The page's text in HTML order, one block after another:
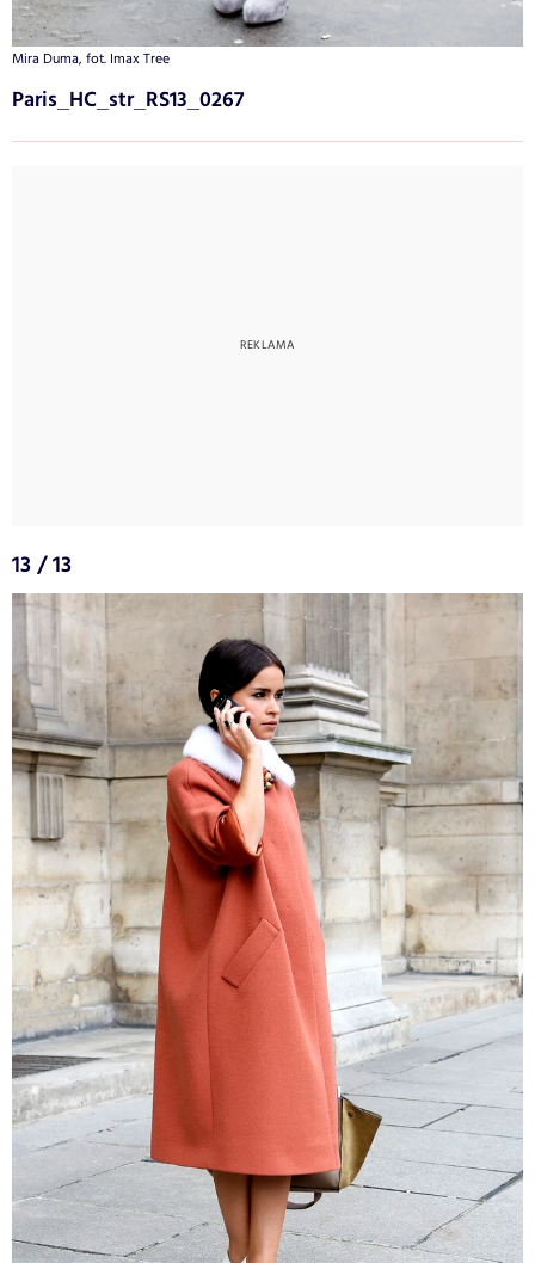
Mira Duma, fot. Imax Tree
Paris_HC_str_RS13_0267
13 / 13